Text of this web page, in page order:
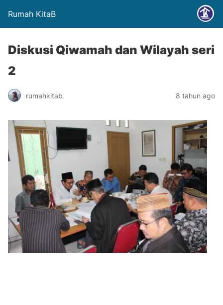
Rumah KitaB
Diskusi Qiwamah dan Wilayah seri
2
rumahkitab 8 tahun ago